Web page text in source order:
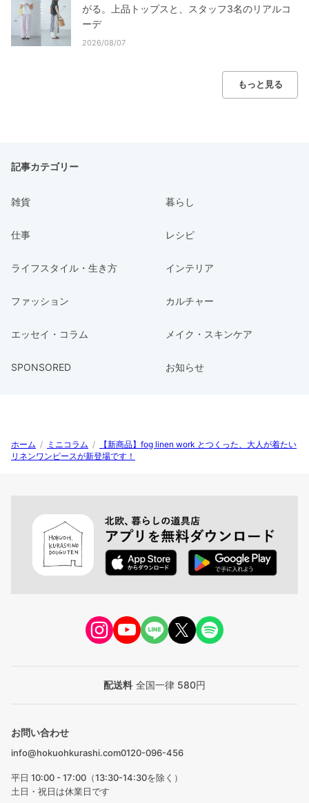
がる。上品トップスと、スタッフ3名のリアルコ
ーデ
2026/08/07
もっと見る
記事カテゴリー
雑貨 暮らし
仕事 レシピ
ライフスタイル・生き方 インテリア
ファッション カルチャー
エッセイ・コラム メイク・スキンケア
SPONSORED お知らせ
ホーム / ミニコラム /
【新商品】fog linen work とつくった、大人が着たい
リネンワンピースが新登場です！
配送料 全国一律 580円
お問い合わせ
info@hokuohkurashi.com0120-096-456
平日 10:00 - 17:00（13:30-14:30を除く）
土日・祝日は休業日です